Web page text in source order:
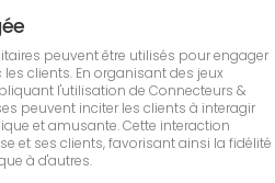
peuvent être utilisés pour engager
clients. En organisant des jeux
l'utilisation de Connecteurs &
peuvent inciter les clients à interagir
et amusante. Cette interaction
et ses clients, favorisant ainsi la fidélité
à d'autres.